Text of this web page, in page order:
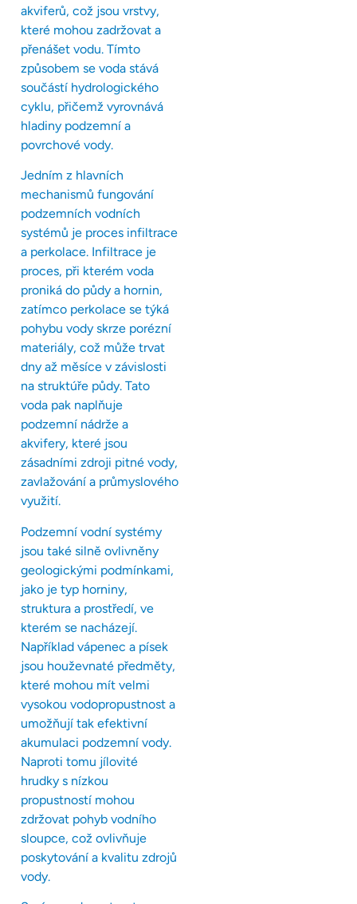
akviferů, což jsou vrstvy,
které mohou zadržovat a
přenášet vodu. Tímto
způsobem se voda stává
součástí hydrologického
cyklu, přičemž vyrovnává
hladiny podzemní a
povrchové vody.
Jedním z hlavních
mechanismů fungování
podzemních vodních
systémů je proces infiltrace
a perkolace. Infiltrace je
proces, při kterém voda
proniká do půdy a hornin,
zatímco perkolace se týká
pohybu vody skrze porézní
materiály, což může trvat
dny až měsíce v závislosti
na struktúře půdy. Tato
voda pak naplňuje
podzemní nádrže a
akvifery, které jsou
zásadními zdroji pitné vody,
zavlažování a průmyslového
využití.
Podzemní vodní systémy
jsou také silně ovlivněny
geologickými podmínkami,
jako je typ horniny,
struktura a prostředí, ve
kterém se nacházejí.
Například vápenec a písek
jsou houževnaté předměty,
které mohou mít velmi
vysokou vodopropustnost a
umožňují tak efektivní
akumulaci podzemní vody.
Naproti tomu jílovité
hrudky s nízkou
propustností mohou
zdržovat pohyb vodního
sloupce, což ovlivňuje
poskytování a kvalitu zdrojů
vody.